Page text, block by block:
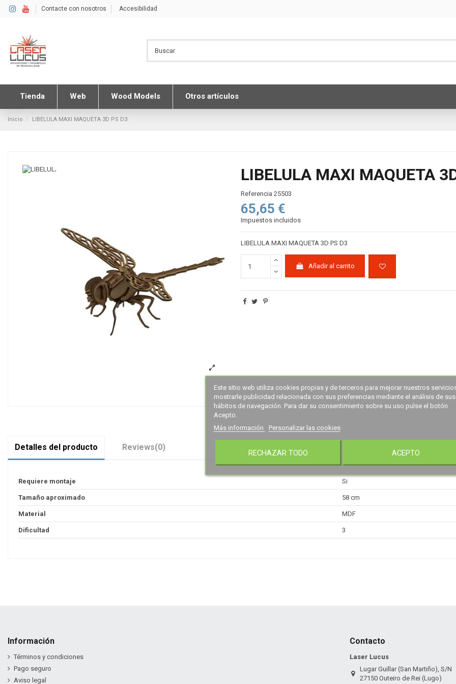
Contacte con nosotros Accesibilidad
Tienda Web Wood Models Otros artículos
Inicio LIBELULA MAXI MAQUETA 3D PS D3
LIBELULA MAXI MAQUETA
Referencia 25503
65,65 €
Impuestos incluidos
LIBELULA MAXI MAQUETA 3D PS D3
Añadir al carrito
Detalles del producto Reviews(0)
Requiere montaje Si
Tamaño aproximado 58 cm
Material MDF
Dificultad 3
Información
Términos y condiciones
Pago seguro
Aviso legal
Contacto
Laser Lucus
Lugar Guillar (San Martiño), S/N
27150 Outeiro de Rei (Lugo)
Este sitio web utiliza cookies propias y de terceros para mejorar nuestros
mostrarle publicidad relacionada con sus preferencias mediante el análisis de sus
hábitos de navegación. Para dar su consentimiento sobre su uso pulse el botón
Acepto.
Más información
Personalizar las cookies
RECHAZAR TODO ACEPTO